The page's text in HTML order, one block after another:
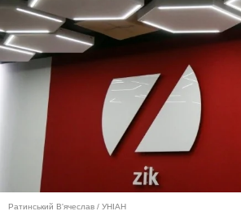
Ратинський В'ячеслав / УНІАН